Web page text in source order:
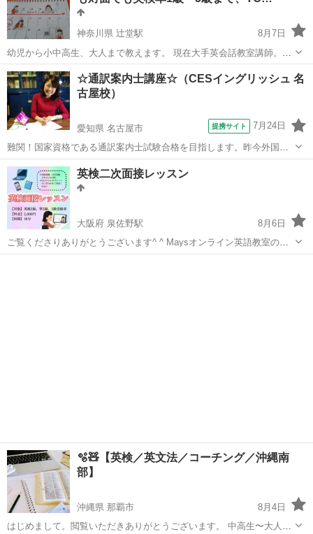
神奈川県 辻堂駅
8月7日
幼児から小中高生、大人まで教えます。 現在大手英会話教室講師。講
師歴１５年。 アメリカ滞在５年、他シンガポールなど５年。計１１
年。 アメリカで３人の子供を現地の学校にそれぞれ通わせた経験から
英語の習得を見てきま...
神奈川 藤沢市 辻堂駅 英検
☆通訳案内士講座☆（CESイングリッシュ 名
古屋校）
愛知県 名古屋市 提携サイト 7月24日
難関！国家資格である通訳案内士試験合格を目指します。昨今外国人
観光客の方も増加してきました。講師自身も苦労し合格した通訳案内
士。マンツーマンで確実な合格を目指します！面接の練習はネイティ
ブ講師が担当することも可能です。面接の...
愛知 名古屋市 英検
英検二次面接レッスン
大阪府 泉佐野駅
8月6日
ご覧くださりありがとうございます^ ^ Maysオンライン英語教室の福
田です。 英検二次面接に向けて 2〜3級の方の面接練習を行っておりま
🫧🧸【英検／英文法／コーチング／沖縄南
部】
沖縄県 那覇市
8月4日
はじめまして。閲覧いただきありがとうございます。 中高生〜大人の